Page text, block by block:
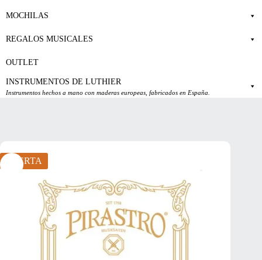
MOCHILAS
REGALOS MUSICALES
OUTLET
INSTRUMENTOS DE LUTHIER
Instrumentos hechos a mano con maderas europeas, fabricados en España.
OFERTA